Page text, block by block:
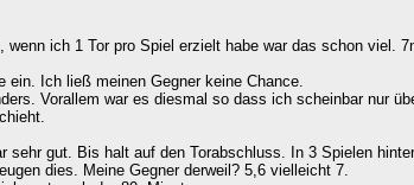
ich 1 Tor pro Spiel erzielt habe war das schon viel.
Ich ließ meinen Gegner keine Chance.
Vorallem war es diesmal so dass ich scheinbar nur
gut. Bis halt auf den Torabschluss. In 3 Spielen
dies. Meine Gegner derweil? 5,6 vielleicht 7.